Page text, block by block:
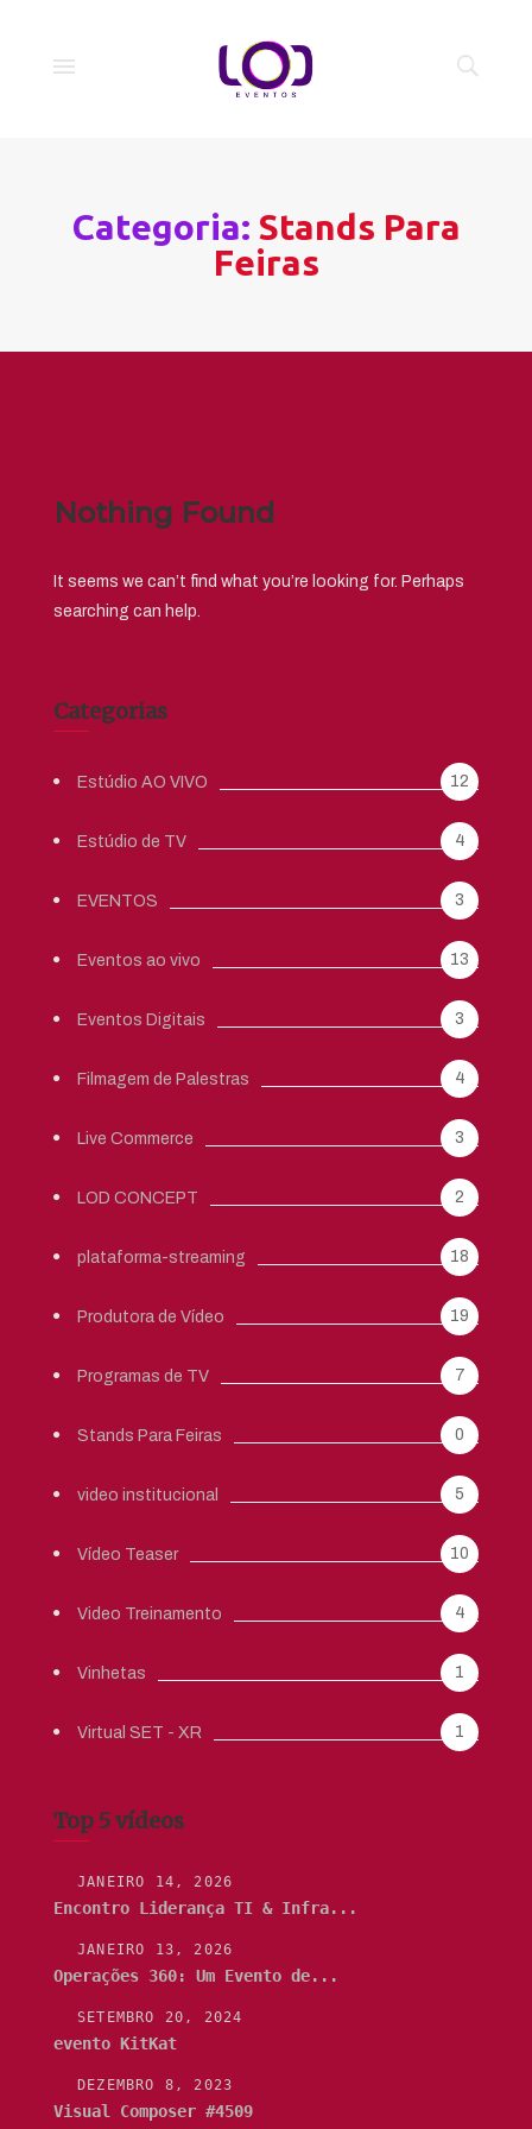
Categoria: Stands Para
Feiras
Nothing Found
It seems we can’t find what you’re looking for. Perhaps
searching can help.
Categorias
Estúdio AO VIVO 12
Estúdio de TV 4
EVENTOS 3
Eventos ao vivo 13
Eventos Digitais 3
Filmagem de Palestras 4
Live Commerce 3
LOD CONCEPT 2
plataforma-streaming 18
Produtora de Vídeo 19
Programas de TV 7
Stands Para Feiras 0
video institucional 5
Vídeo Teaser 10
Video Treinamento 4
Vinhetas 1
Virtual SET - XR 1
Top 5 vídeos
JANEIRO 14, 2026
Encontro Liderança TI & Infra...
JANEIRO 13, 2026
Operações 360: Um Evento de...
SETEMBRO 20, 2024
evento KitKat
DEZEMBRO 8, 2023
Visual Composer #4509